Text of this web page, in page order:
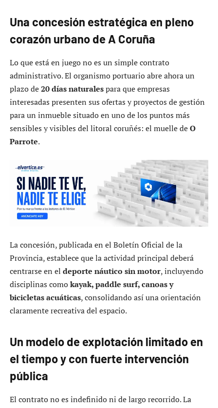
Una concesión estratégica en pleno
corazón urbano de A Coruña
Lo que está en juego no es un simple contrato
administrativo. El organismo portuario abre ahora un
plazo de20 días naturalespara que empresas
interesadas presenten sus ofertas y proyectos de gestión
para un inmueble situado en uno de los puntos más
sensibles y visibles del litoral coruñés: el muelle deO
Parrote.
La concesión, publicada en el Boletín Oficial de la
Provincia, establece que la actividad principal deberá
centrarse en el deporte náutico sin motor, incluyendo
disciplinas comokayak, paddle surf, canoas y
bicicletas acuáticas, consolidando así una orientación
claramente recreativa del espacio.
Un modelo de explotación limitado en
el tiempo y con fuerte intervención
pública
El contrato no es indefinido ni de largo recorrido. La